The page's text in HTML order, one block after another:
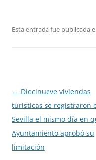
Esta entrada fue publicada
Navegación
de
entradas
← Diecinueve viviendas
turísticas se registraron
Sevilla el mismo día en
Ayuntamiento aprobó su
limitación